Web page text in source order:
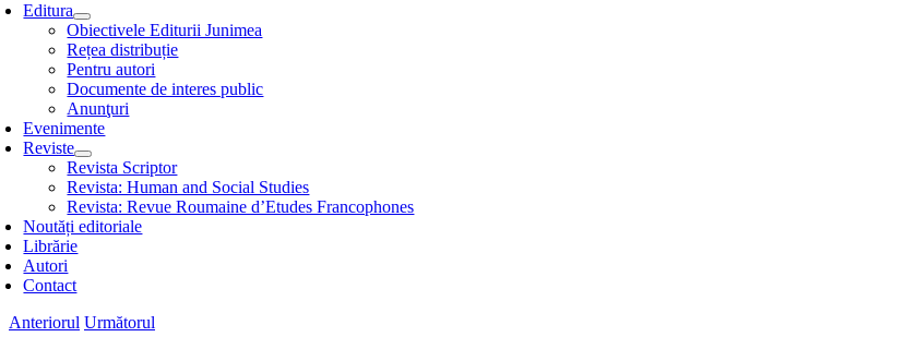
Editura
Obiectivele Editurii Junimea
Rețea distribuție
Pentru autori
Documente de interes public
Anunţuri
Evenimente
Reviste
Revista Scriptor
Revista: Human and Social Studies
Revista: Revue Roumaine d’Etudes Francophones
Noutăți editoriale
Librărie
Autori
Contact
Anteriorul Următorul